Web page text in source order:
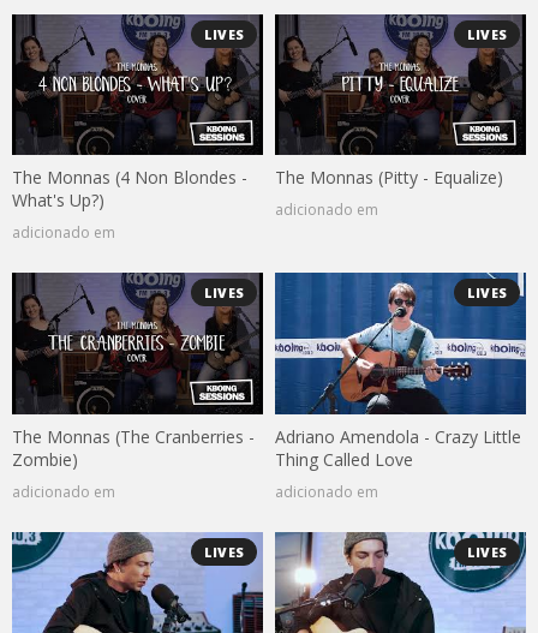
LIVES
The Monnas (4 Non Blondes -
What's Up?)
adicionado em
LIVES
The Monnas (Pitty - Equalize)
adicionado em
LIVES
The Monnas (The Cranberries -
Zombie)
adicionado em
LIVES
Adriano Amendola - Crazy Little
Thing Called Love
adicionado em
LIVES LIVES